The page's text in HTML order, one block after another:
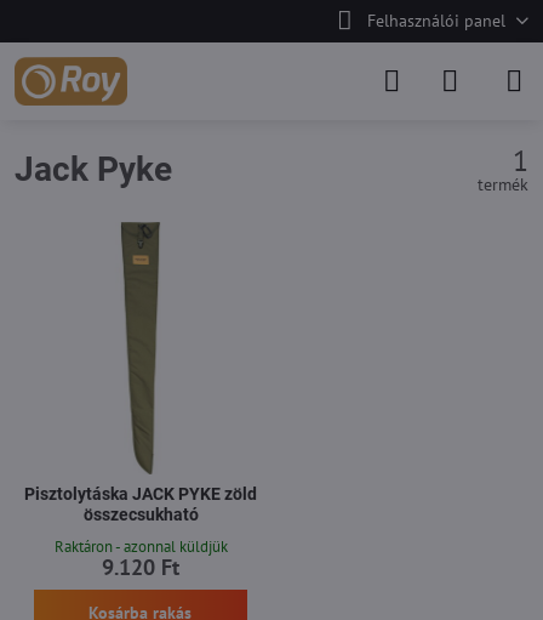
Felhasználói panel
Jack Pyke 1
termék
Pisztolytáska JACK PYKE zöld
összecsukható
Raktáron - azonnal küldjük
9.120 Ft
Kosárba rakás